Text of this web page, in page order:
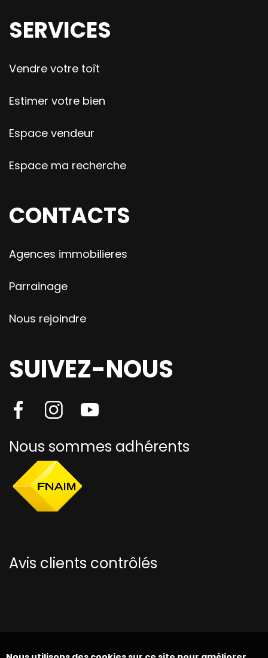
SERVICES
Vendre votre toît
Estimer votre bien
Espace vendeur
Espace ma recherche
CONTACTS
Agences immobilieres
Parrainage
Nous rejoindre
SUIVEZ-NOUS
Nous sommes adhérents
Avis clients contrôlés